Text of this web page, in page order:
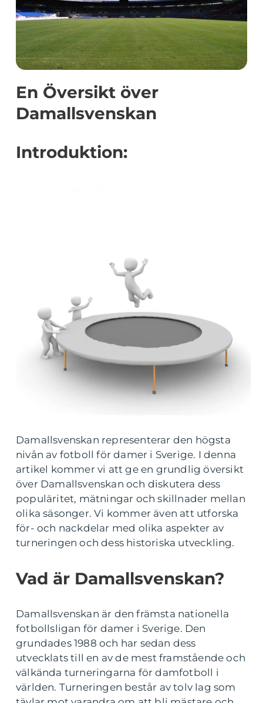
En Översikt över
Damallsvenskan
Introduktion:
Damallsvenskan representerar den högsta
nivån av fotboll för damer i Sverige. I denna
artikel kommer vi att ge en grundlig översikt
över Damallsvenskan och diskutera dess
populäritet, mätningar och skillnader mellan
olika säsonger. Vi kommer även att utforska
för- och nackdelar med olika aspekter av
turneringen och dess historiska utveckling.
Vad är Damallsvenskan?
Damallsvenskan är den främsta nationella
fotbollsligan för damer i Sverige. Den
grundades 1988 och har sedan dess
utvecklats till en av de mest framstående och
välkända turneringarna för damfotboll i
världen. Turneringen består av tolv lag som